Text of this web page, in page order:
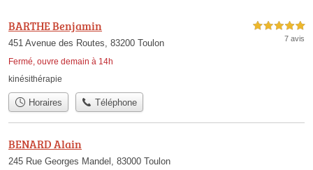
BARTHE Benjamin
451 Avenue des Routes, 83200 Toulon
Fermé, ouvre demain à 14h
5,0 étoiles sur 5
7 avis
kinésithérapie
Horaires Téléphone
BENARD Alain
245 Rue Georges Mandel, 83000 Toulon